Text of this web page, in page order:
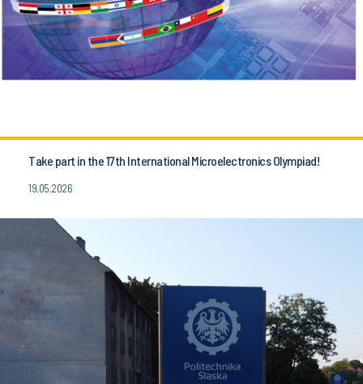
Take part in the 17th International Microelectronics Olympiad!
19.05.2026